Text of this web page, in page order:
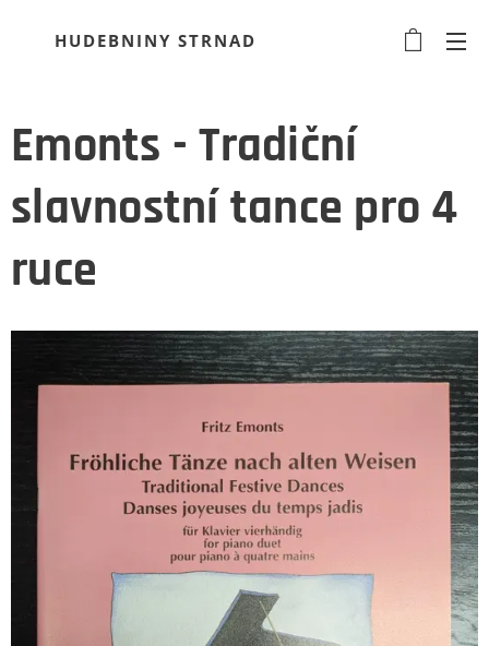
HUDEBNINY STRNAD
Emonts - Tradiční
slavnostní tance pro 4
ruce